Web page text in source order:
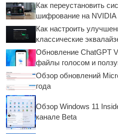
Как переустановить
шифрование на NVIDIA
Как настроить
классические
Обновление ChatGPT
файлы голосом и
Обзор обновлений
года
Обзор Windows 11
канале Beta